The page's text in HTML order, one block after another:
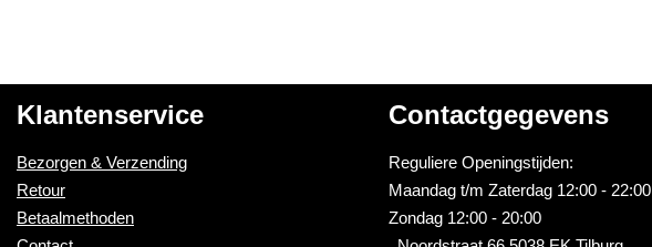
Klantenservice
Bezorgen & Verzending
Retour
Betaalmethoden
Contactgegevens
Reguliere Openingstijden:
Maandag t/m Zaterdag 12:00 - 22:00
Zondag 12:00 - 20:00